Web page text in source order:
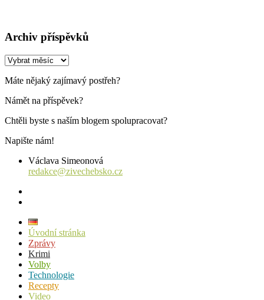
Archiv příspěvků
Archiv
Máte nějaký zajímavý postřeh?
Námět na příspěvek?
Chtěli byste s naším blogem spolupracovat?
Napište nám!
Václava Simeonová
redakce@zivechebsko.cz
Úvodní stránka
Zprávy
Krimi
Volby
Technologie
Recepty
Video